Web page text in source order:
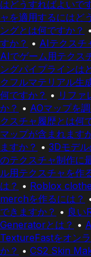
はどうすればよいで
ャを適用するにはど
ングとは何ですか？ •
すか？ • AIテクスチ
AIでゲーム用テクス
ングパイプラインは
クフルマテリアル生
何ですか？ • リファ
か？ • AOマップを
クスチャ履歴とは何
マップが含まれます
ますか？ • 3Dモデ
のテクスチャ制作に
ル用テクスチャを作
は？ • Roblox
merchを作るには？
できますか？ • 良い
Generatorとは？ •
TextureFastをオン
か？ • CS2 Skin